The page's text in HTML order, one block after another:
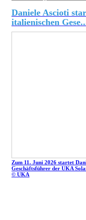
Daniele Ascioti
italienischen
Zum 11. Juni 2026 startet
Geschäftsführer der UKA
© UKA